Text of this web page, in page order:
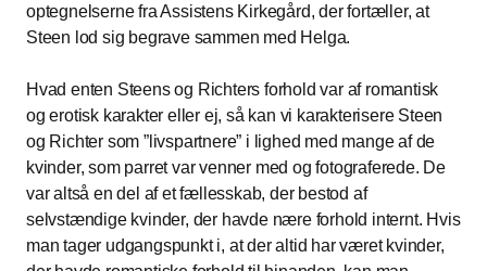
optegnelserne fra Assistens Kirkegård, der fortæller, at
Steen lod sig begrave sammen med Helga.
Hvad enten Steens og Richters forhold var af romantisk
og erotisk karakter eller ej, så kan vi karakterisere Steen
og Richter som ”livspartnere” i lighed med mange af de
kvinder, som parret var venner med og fotograferede. De
var altså en del af et fællesskab, der bestod af
selvstændige kvinder, der havde nære forhold internt. Hvis
man tager udgangspunkt i, at der altid har været kvinder,